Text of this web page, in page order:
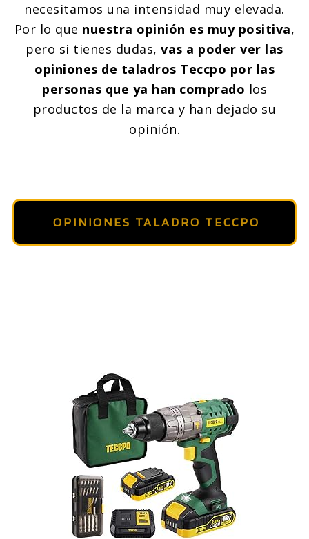
necesitamos una intensidad muy elevada.
Por lo que nuestra opinión es muy positiva,
pero si tienes dudas,vas a poder ver las
opiniones de taladros Teccpo por las
personas que ya han comprado los
productos de la marca y han dejado su
opinión.
OPINIONES TALADRO TECCPO